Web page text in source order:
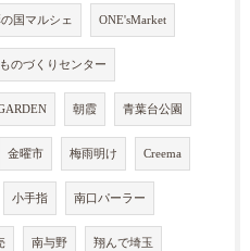
国マルシェ ONE'sMarket
のづくりセンター
朝霞 青葉台公園
金曜市 梅雨明け Creema
小手指 南口パーラー
南与野 翔んで埼玉